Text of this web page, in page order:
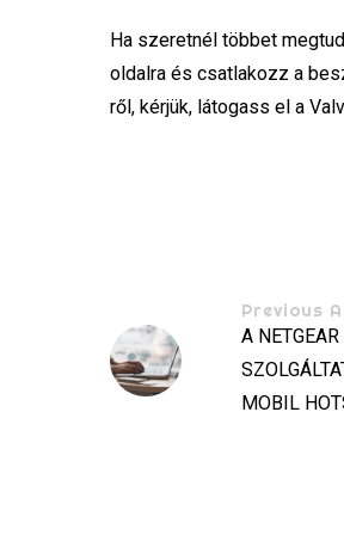
Ha szeretnél többet
oldalra és csatlakozz a
ről, kérjük, látogass el a
Previous
A
MOBIL